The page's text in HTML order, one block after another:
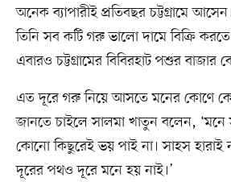
অনেক ব্যাপারীই প্রতিবছর চট্টগ্রামে
তিনি সব কটি গরু ভালো দামে বিক্রি
এবারও চট্টগ্রামের বিবিরহাট পশুর বাজার
এত দূরে গরু নিয়ে আসতে মনের কোণে
জানতে চাইলে সালমা খাতুন বলেন, ‘মনে
কোনো কিছুরেই ভয় পাই না। সাহস
দূরের পথও দূরে মনে হয় নাই।’